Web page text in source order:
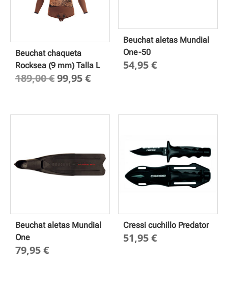
Beuchat chaqueta
Rocksea (9 mm) Talla L
189,00€El
era:
99,95€El
es:
Beuchat aletas Mundial
One-50
54,95€
Beuchat aletas Mundial
One
79,95€
Cressi cuchillo Predator
51,95€